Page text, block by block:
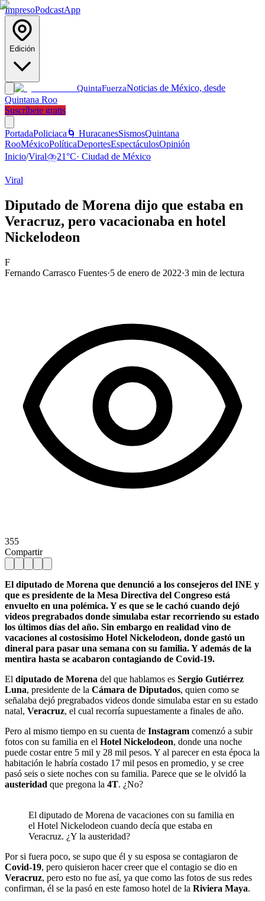
ImpresoPodcastApp
Edición
QuintaFuerzaNoticias de México, desde
Quintana Roo
Suscríbete gratis
PortadaPoliciaca 🌀 HuracanesSismosQuintana
RooMéxicoPolíticaDeportesEspectáculosOpinión
Inicio/Viral⛈️21°C· Ciudad de México
Viral
Diputado de Morena dijo que estaba en
Veracruz, pero vacacionaba en hotel
Nickelodeon
F
Fernando Carrasco Fuentes·5 de enero de 2022·3 min de lectura
355
Compartir
El diputado de Morena que denunció a los consejeros del INE y
que es presidente de la Mesa Directiva del Congreso está
envuelto en una polémica. Y es que se le cachó cuando dejó
videos pregrabados donde simulaba estar recorriendo su estado
los últimos días del año. Sin embargo en realidad vino de
vacaciones al costosísimo Hotel Nickelodeon, donde gastó un
dineral para pasar una semana con su familia. Y además de la
mentira hasta se acabaron contagiando de Covid-19.
El diputado de Morena del que hablamos es Sergio Gutiérrez
Luna, presidente de la Cámara de Diputados, quien como se
señalaba dejó pregrabados videos donde simulaba estar en su estado
natal, Veracruz, el cual recorría supuestamente a finales de año.
Pero al mismo tiempo en su cuenta de Instagram comenzó a subir
fotos con su familia en el Hotel Nickelodeon, donde una noche
puede costar entre 5 mil y 28 mil pesos. Y al parecer en esta época la
habitación le habría costado 17 mil pesos en promedio, y se cree
pasó seis o siete noches con su familia. Parece que se le olvidó la
austeridad que pregona la 4T. ¿No?
El diputado de Morena de vacaciones con su familia en
el Hotel Nickelodeon cuando decía que estaba en
Veracruz. ¿Y la austeridad?
Por si fuera poco, se supo que él y su esposa se contagiaron de
Covid-19, pero quisieron hacer creer que el contagio se dio en
Veracruz, pero esto no fue así, ya que como las fotos de sus redes
confirman, él se la pasó en este famoso hotel de la Riviera Maya.